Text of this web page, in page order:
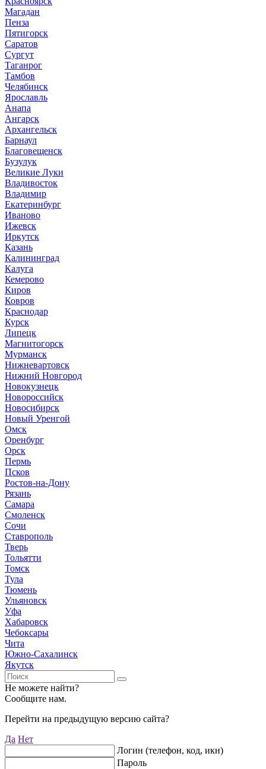
Магадан
Пенза
Пятигорск
Саратов
Сургут
Таганрог
Тамбов
Челябинск
Ярославль
Анапа
Ангарск
Архангельск
Барнаул
Благовещенск
Бузулук
Великие Луки
Владивосток
Владимир
Екатеринбург
Иваново
Ижевск
Иркутск
Казань
Калининград
Калуга
Кемерово
Киров
Ковров
Краснодар
Курск
Липецк
Магнитогорск
Мурманск
Нижневартовск
Нижний Новгород
Новокузнецк
Новороссийск
Новосибирск
Новый Уренгой
Омск
Оренбург
Орск
Пермь
Псков
Ростов-на-Дону
Рязань
Самара
Смоленск
Сочи
Ставрополь
Тверь
Тольятти
Томск
Тула
Тюмень
Ульяновск
Уфа
Хабаровск
Чебоксары
Чита
Южно-Сахалинск
Якутск
Не можете найти?
Сообщите нам.
Перейти на предыдущую версию сайта?
Да Нет
Логин (телефон, код, икн)
Пароль